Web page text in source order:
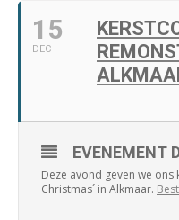
15
DEC
EVENEMENT
Deze avond geven we
Christmas´ in Alkmaar.